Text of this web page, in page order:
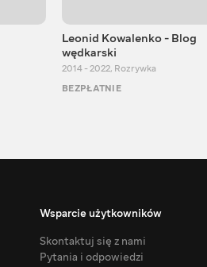
Leonid Kowalenko - Blog
wędkarski
2014 - 2022, Rozrywka
BEZPŁATNIE
Wsparcie użytkowników
Skontaktuj się z nami
Pytania i odpowiedzi